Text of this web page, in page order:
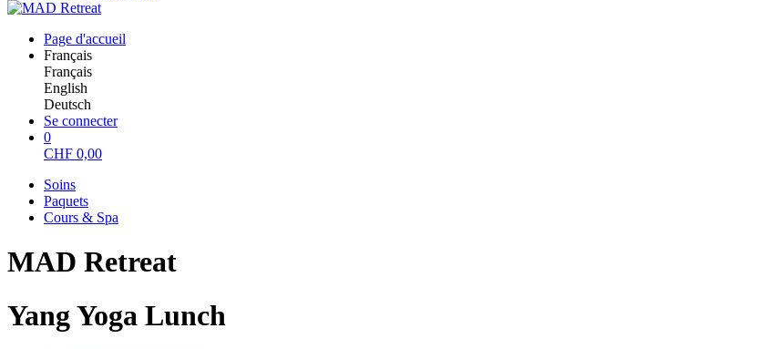
Page d'accueil
Français
Français
English
Deutsch
Se connecter
0
CHF 0,00
Soins
Paquets
Cours & Spa
MAD Retreat
Yang Yoga Lunch